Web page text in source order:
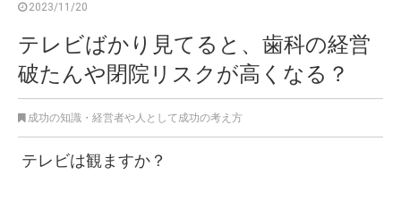
2023/11/20
テレビばかり見てると、歯科の経営
破たんや閉院リスクが高くなる？
成功の知識 ・ 経営者や人として成功の考え方
テレビは観ますか？